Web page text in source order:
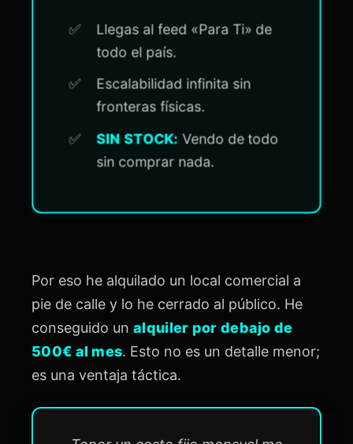
Llegas al feed «Para Ti» de
todo el país.
Escalabilidad infinita sin
fronteras físicas.
SIN STOCK: Vendo de todo
sin comprar nada.
Por eso he alquilado un local comercial a
pie de calle y lo he cerrado al público. He
conseguido un alquiler por debajo de
500€ al mes. Esto no es un detalle menor;
es una ventaja táctica.